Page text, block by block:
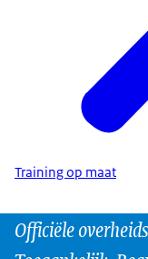
Training op maat
Officiële